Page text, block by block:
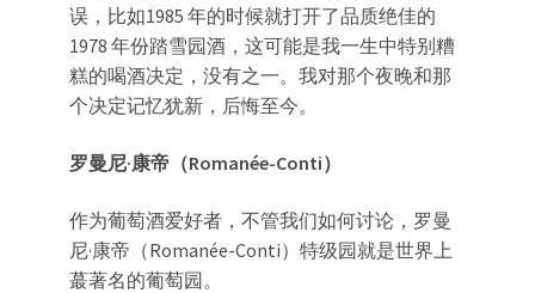
误，比如1985 年的时候就打开了品质绝佳的
1978 年份踏雪园酒，这可能是我一生中特别糟
糕的喝酒决定，没有之一。我对那个夜晚和那
个决定记忆犹新，后悔至今。
罗曼尼·康帝（Romanée-Conti）
作为葡萄酒爱好者，不管我们如何讨论，罗曼
尼·康帝（Romanée-Conti）特级园就是世界上
蕞著名的葡萄园。